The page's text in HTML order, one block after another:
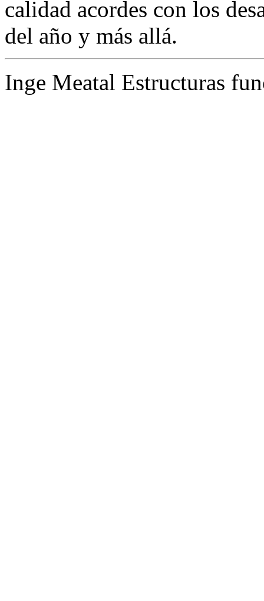
calidad acordes con los
del año y más allá.
Inge Meatal Estructuras